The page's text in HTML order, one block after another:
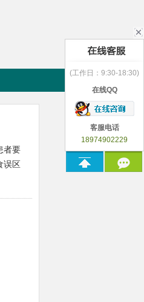
者要
误区
(工作日：9:30-18:30)
在线QQ
客服电话
18974902229